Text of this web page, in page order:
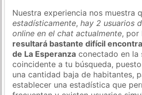
Nuestra experiencia nos muestra
estadísticamente,hay 2 usuarios
online en el chat actualmente,
resultará bastante difícil
de La Esperanza conectado en la
coincidente a tu búsqueda,
una cantidad baja de habitantes,
establecer una estadística que